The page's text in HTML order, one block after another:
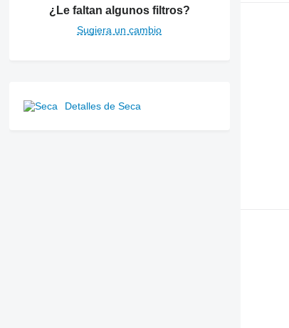
¿Le faltan algunos filtros?
Sugiera un cambio
Detalles de Seca